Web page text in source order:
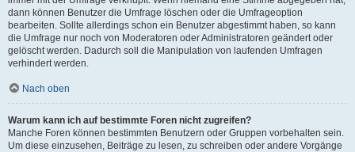
dann können Benutzer die Umfrage löschen oder die Umfrageoption
bearbeiten. Sollte allerdings schon ein Benutzer abgestimmt haben, so kann
die Umfrage nur noch von Moderatoren oder Administratoren geändert oder
gelöscht werden. Dadurch soll die Manipulation von laufenden Umfragen
verhindert werden.
Nach oben
Warum kann ich auf bestimmte Foren nicht zugreifen?
Manche Foren können bestimmten Benutzern oder Gruppen vorbehalten sein.
Um diese einzusehen, Beiträge zu lesen, zu schreiben oder andere Vorgänge